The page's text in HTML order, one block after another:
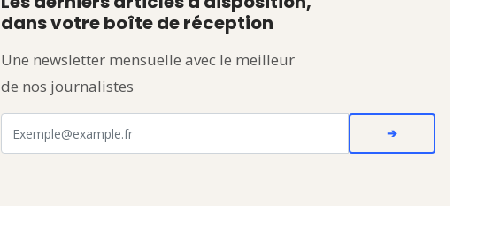
dans votre boîte de réception
Une newsletter mensuelle avec le meilleur
de nos journalistes